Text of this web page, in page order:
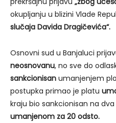
okupljanju u blizini Vlade
slučaja Davida Dragičevića“.
Osnovni sud u Banjaluci
neosnovanu, no sve do
sankcionisan umanjenjem
postupka primao je platu
kraju bio sankcionisan na
umanjenom za 20 odsto.